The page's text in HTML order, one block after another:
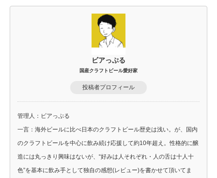
ビアっぷる
国産クラフトビール愛好家
投稿者プロフィール
管理人：ビアっぷる
一言：海外ビールに比べ日本のクラフトビール歴史は浅い。が、国内
のクラフトビールを中心に飲み続け応援して約10年超え。性格的に醸
造には丸っきり興味はないが、“好みは人それぞれ・人の舌は十人十
色”を基本に飲み手として独自の感想(レビュー)を書かせて頂いてま